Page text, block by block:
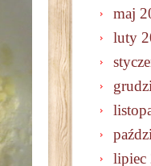
maj
luty
lipiec